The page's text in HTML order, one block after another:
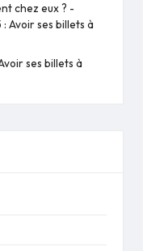
chez eux ? -
Avoir ses billets à
ses billets à